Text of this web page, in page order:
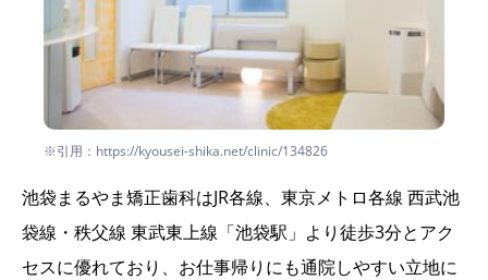
※引用：https://kyousei-shika.net/clinic/134826
池袋まるやま矯正歯科はJR各線、東京メトロ各線 西武池
袋線・秩父線 東武東上線「池袋駅」より徒歩3分とアク
セスに優れており、お仕事帰りにも通院しやすい立地に